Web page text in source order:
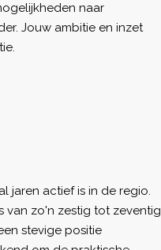
naar
Jouw ambitie en inzet
jaren actief is in de regio.
van zo'n zestig tot zeventig
stevige positie